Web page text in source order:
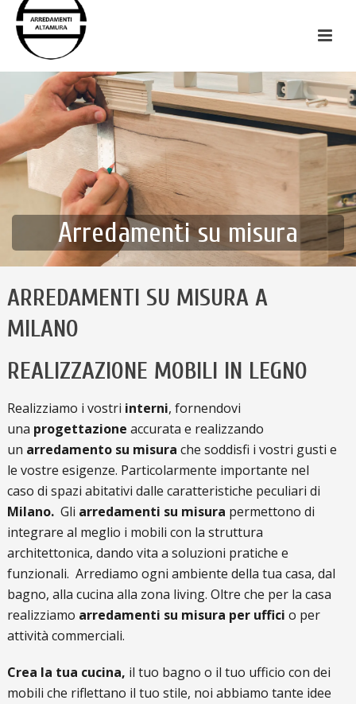
Arredamenti su misura
ARREDAMENTI SU MISURA A
MILANO
REALIZZAZIONE MOBILI IN LEGNO
Realizziamo i vostri interni, fornendovi
una progettazione accurata e realizzando
un arredamento su misura che soddisfi i vostri gusti e
le vostre esigenze. Particolarmente importante nel
caso di spazi abitativi dalle caratteristiche peculiari di
Milano. Gli arredamenti su misura permettono di
integrare al meglio i mobili con la struttura
architettonica, dando vita a soluzioni pratiche e
funzionali. Arrediamo ogni ambiente della tua casa, dal
bagno, alla cucina alla zona living. Oltre che per la casa
realizziamo arredamenti su misura per uffici o per
attività commerciali.
Crea la tua cucina, il tuo bagno o il tuo ufficio con dei
mobili che riflettano il tuo stile, noi abbiamo tante idee